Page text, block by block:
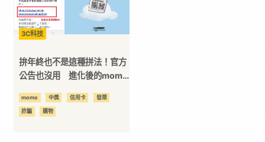
元
｜
3C
3C科技
拚年終也不是這種拼法！官方
公告也沒用 進化後的momo
momo 中獎 信用卡 發票
詐騙 購物